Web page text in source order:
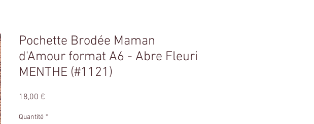
Pochette Brodée Maman
d'Amour format A6 - Abre Fleuri
MENTHE (#1121)
18,00 €
Quantité *